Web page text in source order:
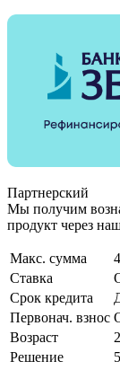
Партнерский
Мы получим
продукт через
Макс. сумма
Ставка
Срок кредита
Первонач. взнос
Возраст
Решение